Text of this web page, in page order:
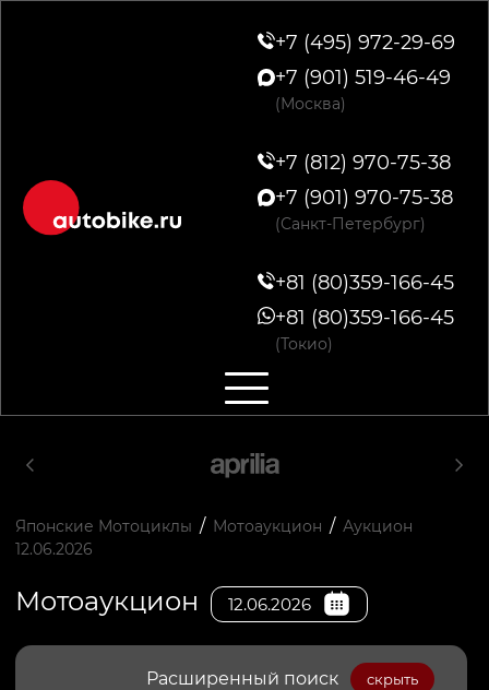
+7 (495) 972-29-69
+7 (901) 519-46-49
(Москва)
+7 (812) 970-75-38
+7 (901) 970-75-38
(Санкт-Петербург)
+81 (80)359-166-45
+81 (80)359-166-45
(Токио)
Японские Мотоциклы / Мотоаукцион / Аукцион
12.06.2026
Мотоаукцион 12.06.2026
Расширенный поиск скрыть